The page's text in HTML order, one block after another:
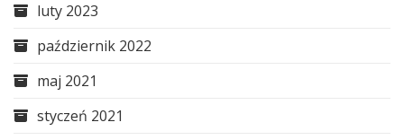
luty 2023
październik 2022
maj 2021
styczeń 2021